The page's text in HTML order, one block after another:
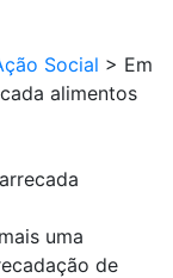
Social > Em
alimentos
uma
de